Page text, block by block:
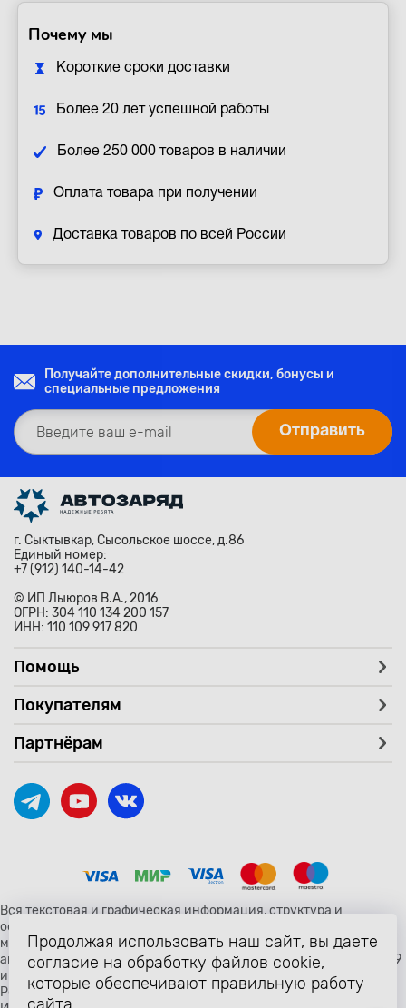
Почему мы
Короткие сроки доставки
Более 20 лет успешной работы
Более 250 000 товаров в наличии
Оплата товара при получении
Доставка товаров по всей России
Получайте дополнительные скидки, бонусы и
специальные предложения
г. Сыктывкар, Сысольское шоссе, д.86
Единый номер:
+7 (912) 140-14-42
© ИП Лыюров В.А., 2016
ОГРН: 304 110 134 200 157
ИНН: 110 109 917 820
Помощь
Покупателям
Партнёрам
Вся текстовая и графическая информация, структура и
оформление страницы avtozaryad.ru защищены российскими и
международными законами и соглашениями об охране
авторских прав и интеллектуальной собственности (статьи 1259
и 1260 главы 70 «Авторское право» Гражданского Кодекса
Российской Федерации от 18 декабря 2006 года N 230-ФЗ).
Продолжая использовать наш сайт, вы даете
согласие на обработку файлов cookie,
которые обеспечивают правильную работу